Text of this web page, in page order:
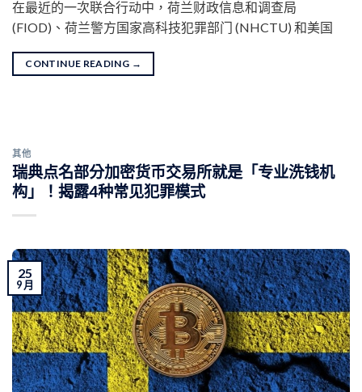
在最近的一次联合行动中，荷兰财政信息和调查局
(FIOD)、荷兰警方国家高科技犯罪部门 (NHCTU) 和美国
CONTINUE READING →
其他
瑞典点名部分加密货币交易所就是「专业洗钱机
构」！揭露4种常见犯罪模式
25
9 月